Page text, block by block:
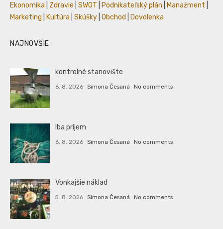
Ekonomika
Zdravie SWOT Podnikateľský plán Manažment
Marketing
Kultúra Skúšky Obchod Dovolenka
NAJNOVŠIE
kontrolné stanovište
6. 8. 2026 Simona Česaná No comments
Iba príjem
6. 8. 2026 Simona Česaná No comments
Vonkajšie náklad
5. 8. 2026 Simona Česaná No comments